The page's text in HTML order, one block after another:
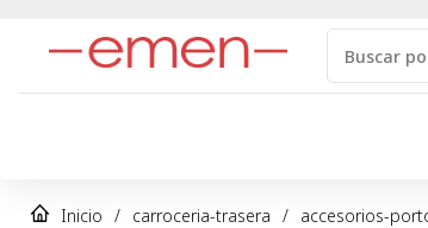
Inicio / carroceria-trasera / accesorios-